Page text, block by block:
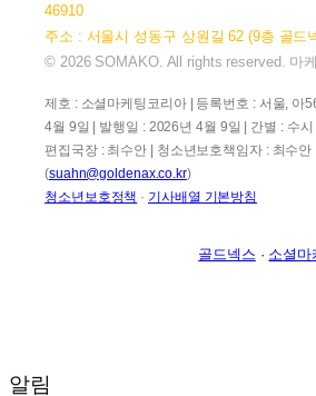
46910
주소 : 서울시 성동구 상원길 62 (9층 골드
© 2026 SOMAKO. All rights reserved. 마
제호 : 소셜마케팅코리아 | 등록번호 : 서울, 아
4월 9일 | 발행일 : 2026년 4월 9일 | 간별 : 수시
편집국장 : 최수안 | 청소년보호책임자 : 최수안
(suahn@goldenax.co.kr)
청소년보호정책 · 기사배열 기본방침
골드넥스 · 소셜마
알림